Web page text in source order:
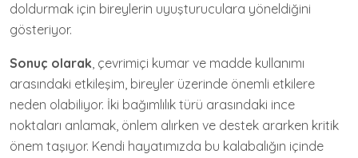
doldurmak için bireylerin uyuşturuculara yöneldiğini
gösteriyor.
Sonuç olarak, çevrimiçi kumar ve madde kullanımı
arasındaki etkileşim, bireyler üzerinde önemli etkilere
neden olabiliyor. İki bağımlılık türü arasındaki ince
noktaları anlamak, önlem alırken ve destek ararken kritik
önem taşıyor. Kendi hayatımızda bu kalabalığın içinde